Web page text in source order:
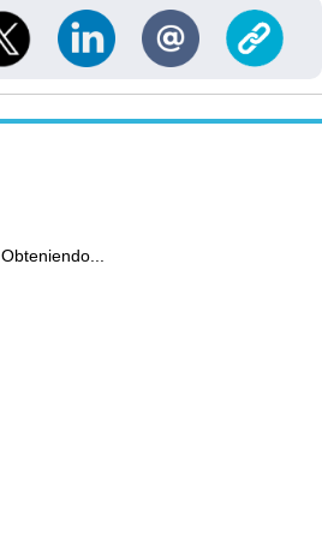
Obteniendo...